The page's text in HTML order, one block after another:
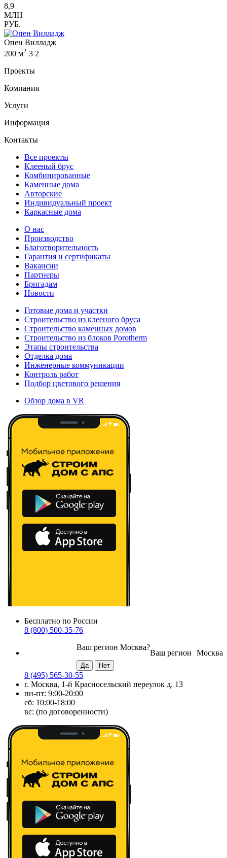
8,9
МЛН
РУБ.
Опен Вилладж
200 м2 3 2
Проекты
Компания
Услуги
Информация
Контакты
Все проекты
Клееный брус
Комбинированные
Каменные дома
Авторские
Индивидуальный проект
Каркасные дома
О нас
Производство
Благотворительность
Гарантия и сертификаты
Вакансии
Партнеры
Бригадам
Новости
Готовые дома и участки
Строительство из клееного бруса
Строительство каменных домов
Строительство из блоков Porotherm
Этапы строительства
Отделка дома
Инженерные коммуникации
Контроль работ
Подбор цветового решения
Обзор дома в VR
Бесплатно по России
8 (800) 500-35-76
Москва
Ваш регион
Ваш регион Москва?
8 (495) 565-30-55
г. Москва, 1-й Красносельский переулок д. 13
пн-пт: 9:00-20:00
сб: 10:00-18:00
вс: (по договоренности)